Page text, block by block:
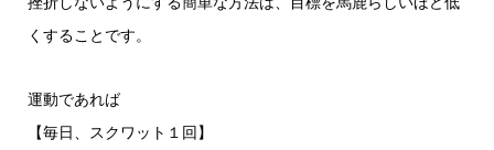
くすることです。
運動であれば
【毎日、スクワット１回】